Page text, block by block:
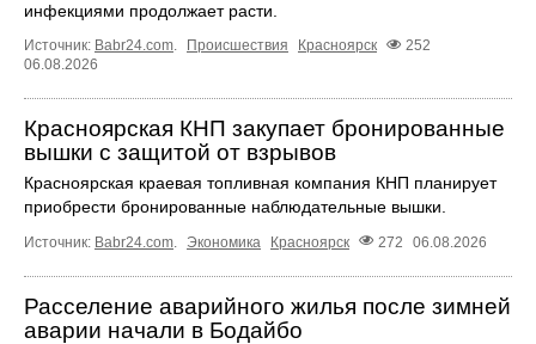
инфекциями продолжает расти.
Источник: Babr24.com. Происшествия Красноярск
252
06.08.2026
Красноярская КНП закупает бронированные
вышки с защитой от взрывов
Красноярская краевая топливная компания КНП планирует
приобрести бронированные наблюдательные вышки.
Источник: Babr24.com Экономика Красноярск 272 06.08.2026
Расселение аварийного жилья после зимней
аварии начали в Бодайбо